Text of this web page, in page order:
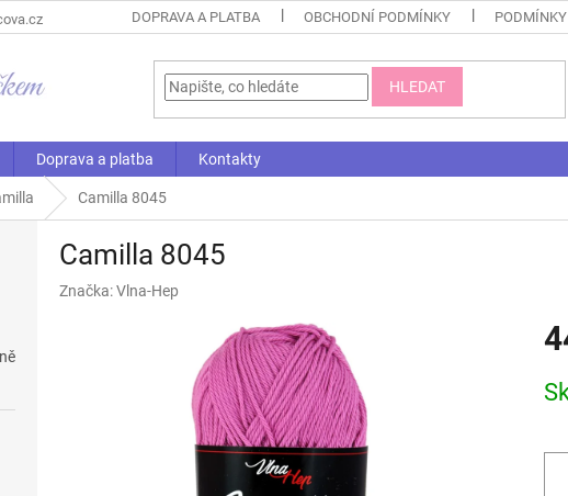
DOPRAVA A PLATBA OBCHODNÍ PODMÍNKY PODMÍNKY
HLEDAT
Doprava a platba Kontakty
Camilla 8045
Camilla 8045
Značka:Vlna-Hep